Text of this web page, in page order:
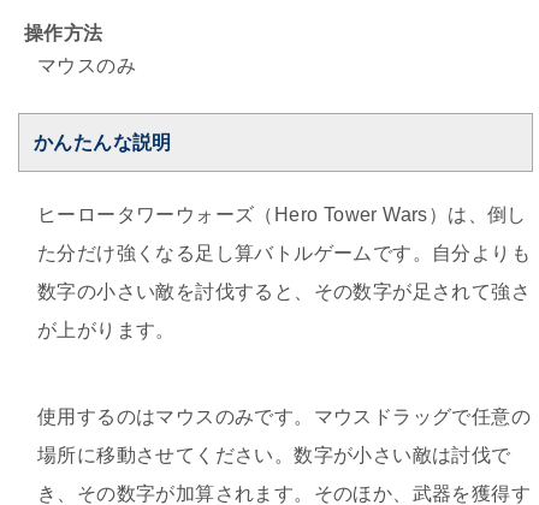
操作方法
マウスのみ
かんたんな説明
ヒーロータワーウォーズ（Hero Tower Wars）は、倒し
た分だけ強くなる足し算バトルゲームです。自分よりも
数字の小さい敵を討伐すると、その数字が足されて強さ
が上がります。
使用するのはマウスのみです。マウスドラッグで任意の
場所に移動させてください。数字が小さい敵は討伐で
き、その数字が加算されます。そのほか、武器を獲得す